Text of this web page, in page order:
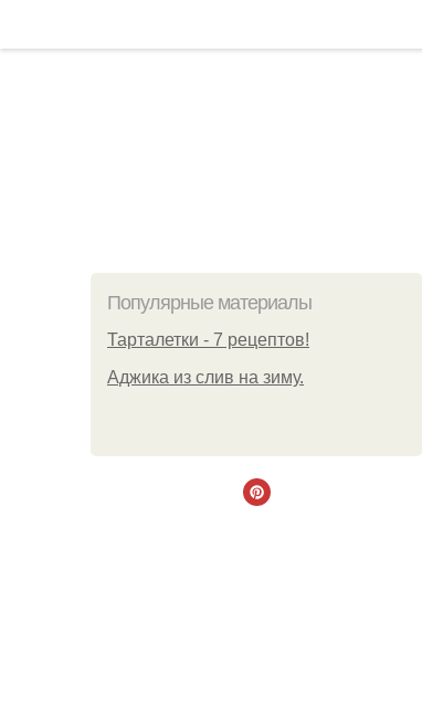
Популярные материалы
Тарталетки - 7 рецептов!
Аджика из слив на зиму.